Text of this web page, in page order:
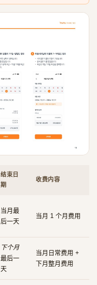
结束日
期
收费内容
当月最
后一天
当月 1 个月费用
下个月
最后一
天
当月日常费用 +
下月整月费用